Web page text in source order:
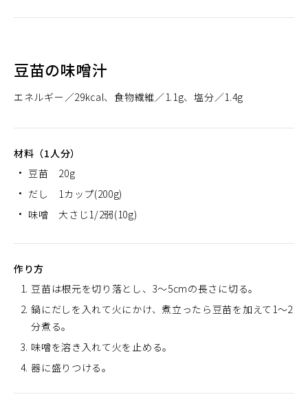
豆苗の味噌汁
エネルギー 29kcal 食物繊維 1.1g 塩分 1.4g
材料（1人分）
豆苗 20g
だし 1カップ(200g)
味噌 大さじ1/2弱(10g)
作り方
豆苗は根元を切り落とし、3～5cmの長さに切る。
鍋にだしを入れて火にかけ、煮立ったら豆苗を加えて1～2
分煮る。
味噌を溶き入れて火を止める。
器に盛りつける。